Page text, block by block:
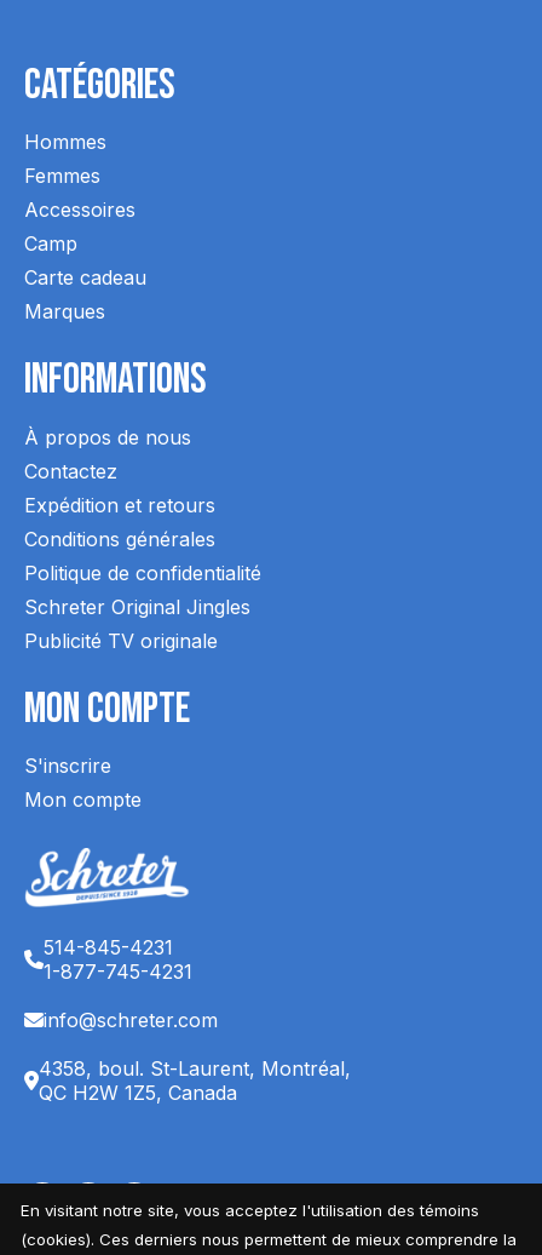
Catégories
Hommes
Femmes
Accessoires
Camp
Carte cadeau
Marques
Informations
À propos de nous
Contactez
Expédition et retours
Conditions générales
Politique de confidentialité
Schreter Original Jingles
Publicité TV originale
Mon Compte
S'inscrire
Mon compte
514-845-4231
1-877-745-4231
info@schreter.com
4358, boul. St-Laurent, Montréal,
QC H2W 1Z5, Canada
© Copyright 2026 Magasin Schreter's - Powered byEZShop
Français (CA)
En visitant notre site, vous acceptez l'utilisation des témoins
(cookies). Ces derniers nous permettent de mieux comprendre la